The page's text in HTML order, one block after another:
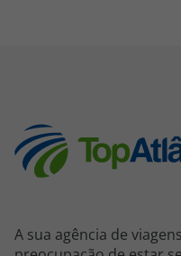
A sua agência de